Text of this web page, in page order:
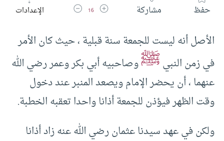
حفظ مشاركة زيادة حجم الخط
16 تقليل حجم الخطالإعدادات
الأصل أنه ليست للجمعة سنة قبلية ، حيث كان الأمر
في زمن النبيﷺوصاحبيه أبي بكر وعمر رضي الله
عنهما ، أن يحضر الإمام ويصعد المنبر عند دخول
وقت الظهر فيؤذن للجمعة أذانا واحدا تعقبه الخطبة.
ولكن في عهد سيدنا عثمان رضي الله عنه زاد أذانا